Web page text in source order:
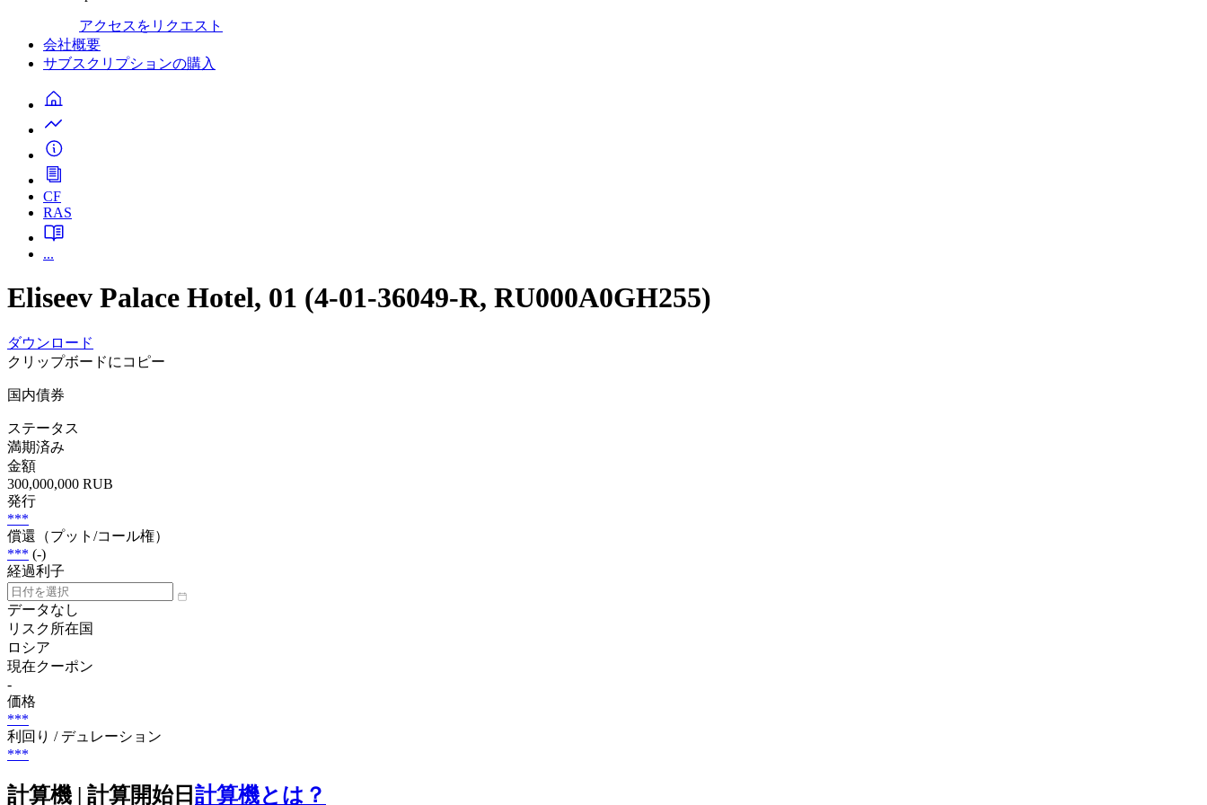
アクセスをリクエスト
会社概要
サブスクリプションの購入
CF
RAS
...
Eliseev Palace Hotel, 01 (4-01-36049-R, RU000A0GH255)
ダウンロード
クリップボードにコピー
国内債券
ステータス
満期済み
金額
300,000,000 RUB
発行
***
償還（プット/コール権）
*** (-)
経過利子
データなし
リスク所在国
ロシア
現在クーポン
-
価格
***
利回り / デュレーション
***
計算機 | 計算開始日 計算機とは？